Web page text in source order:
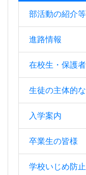
部活動の紹介
進路情報
在校生・保護
生徒の主体的
入学案内
卒業生の皆様
学校いじめ防